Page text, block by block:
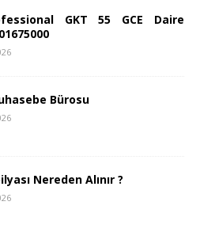
GKT 55 GCE Daire
Bürosu
Nereden Alınır ?